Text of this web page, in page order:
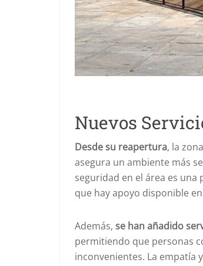
Nuevos
Desde su reapertura, la
asegura un ambiente más
seguridad en el área es
que hay apoyo disponible
Además, se han añadido
permitiendo que personas
inconvenientes. La empatía